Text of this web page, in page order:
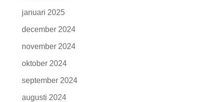
januari 2025
december 2024
november 2024
oktober 2024
september 2024
augusti 2024